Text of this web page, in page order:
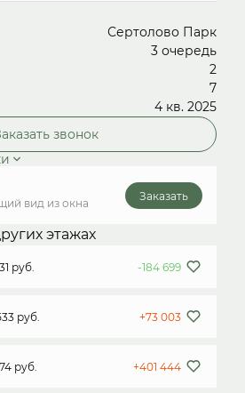
Сертолово Парк
3 очередь
2
7
4 кв. 2025
звонок
вид из окна
Заказать
этажах
руб. -184 699
руб. +73 003
руб. +401 444